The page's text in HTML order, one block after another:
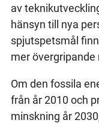
av
hänsyn till nya
spjutspetsmål
mer
Om den fossila
från år 2010 och
minskning år